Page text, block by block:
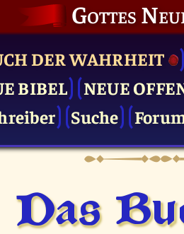
Gottes
DER WAHRHEIT
BIBEL
NEUE
Suche
Das